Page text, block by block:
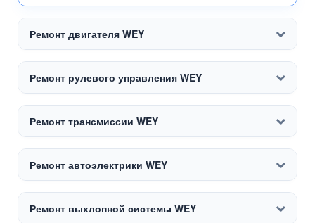
Ремонт двигателя WEY
Ремонт рулевого управления WEY
Ремонт трансмиссии WEY
Ремонт автоэлектрики WEY
Ремонт выхлопной системы WEY